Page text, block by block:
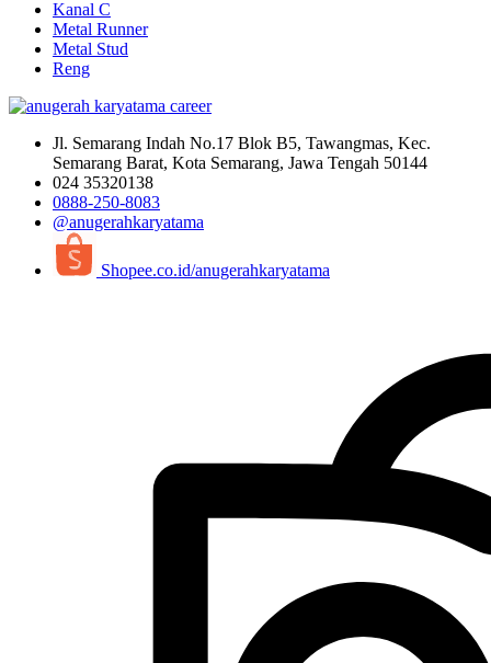
Kanal C
Metal Runner
Metal Stud
Reng
Jl. Semarang Indah No.17 Blok B5, Tawangmas, Kec.
Semarang Barat, Kota Semarang, Jawa Tengah 50144
024 35320138
0888-250-8083
@anugerahkaryatama
Shopee.co.id/anugerahkaryatama